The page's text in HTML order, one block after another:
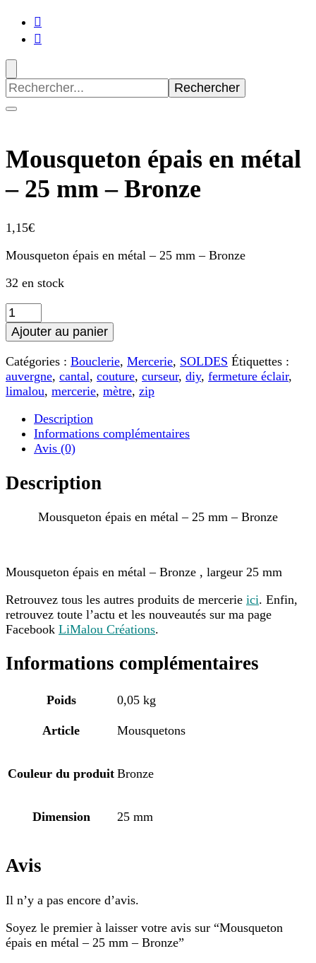
Recherche
pour
:
Mousqueton épais en métal
– 25 mm – Bronze
1,15€
Mousqueton épais en métal – 25 mm – Bronze
32 en stock
quantité
de
Mousqueton
épais
en
métal
-
Bronze
Ajouter au panier
Catégories : Bouclerie, Mercerie, SOLDES Étiquettes :
auvergne, cantal, couture, curseur, diy, fermeture éclair,
limalou, mercerie, mètre, zip
Description
Informations complémentaires
Avis (0)
Description
Mousqueton épais en métal – 25 mm – Bronze
Mousqueton épais en métal – Bronze , largeur 25 mm
Retrouvez tous les autres produits de mercerie ici. Enfin,
retrouvez toute l’actu et les nouveautés sur ma page
Facebook LiMalou Créations.
Informations complémentaires
Poids 0,05 kg
Article Mousquetons
Couleur du produit Bronze
Dimension 25 mm
Avis
Il n’y a pas encore d’avis.
Soyez le premier à laisser votre avis sur “Mousqueton
épais en métal – 25 mm – Bronze”